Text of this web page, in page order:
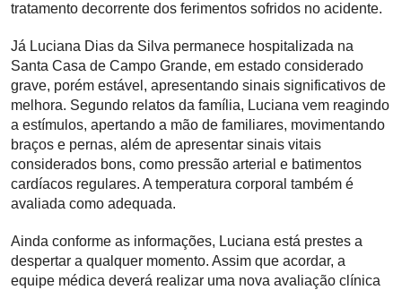
tratamento decorrente dos ferimentos sofridos no acidente.
Já Luciana Dias da Silva permanece hospitalizada na
Santa Casa de Campo Grande, em estado considerado
grave, porém estável, apresentando sinais significativos de
melhora. Segundo relatos da família, Luciana vem reagindo
a estímulos, apertando a mão de familiares, movimentando
braços e pernas, além de apresentar sinais vitais
considerados bons, como pressão arterial e batimentos
cardíacos regulares. A temperatura corporal também é
avaliada como adequada.
Ainda conforme as informações, Luciana está prestes a
despertar a qualquer momento. Assim que acordar, a
equipe médica deverá realizar uma nova avaliação clínica